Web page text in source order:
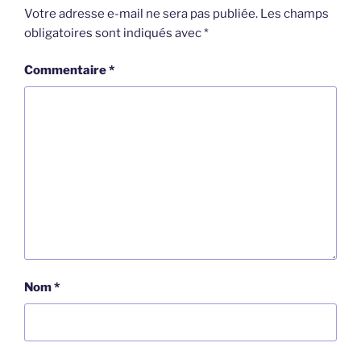
Votre adresse e-mail ne sera pas publiée. Les champs
obligatoires sont indiqués avec*
Commentaire*
Nom*